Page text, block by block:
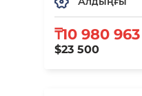
₸10 980 963
$23 500